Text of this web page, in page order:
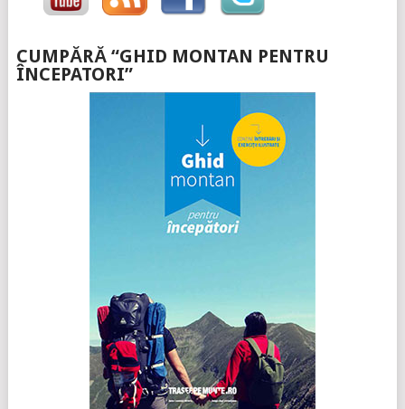
CUMPĂRĂ “GHID MONTAN PENTRU
ÎNCEPATORI”